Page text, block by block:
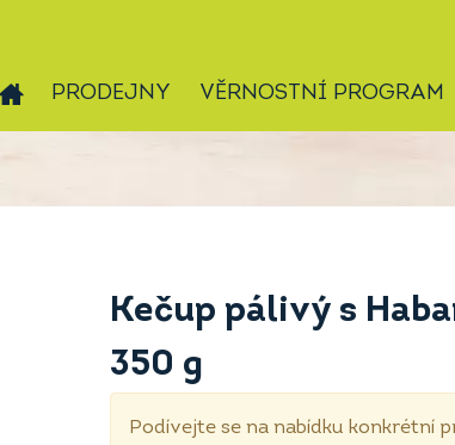
PRODEJNY VĚRNOSTNÍ PROGRAM
Kečup pálivý s
350 g
Podívejte se na nabídku konkrétní